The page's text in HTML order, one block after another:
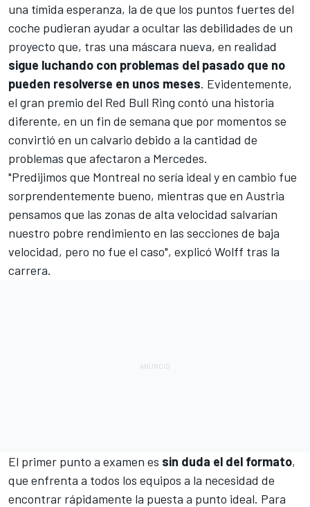
una tímida esperanza, la de que los puntos fuertes del
coche pudieran ayudar a ocultar las debilidades de un
proyecto que, tras una máscara nueva, en realidad
sigue luchando con problemas del pasado que no
pueden resolverse en unos meses. Evidentemente,
el gran premio del Red Bull Ring contó una historia
diferente, en un fin de semana que por momentos se
convirtió en un calvario debido a la cantidad de
problemas que afectaron a Mercedes.
"Predijimos que Montreal no sería ideal y en cambio fue
sorprendentemente bueno, mientras que en Austria
pensamos que las zonas de alta velocidad salvarían
nuestro pobre rendimiento en las secciones de baja
velocidad, pero no fue el caso", explicó Wolff tras la
carrera.
El primer punto a examen es sin duda el del formato,
que enfrenta a todos los equipos a la necesidad de
encontrar rápidamente la puesta a punto ideal. Para